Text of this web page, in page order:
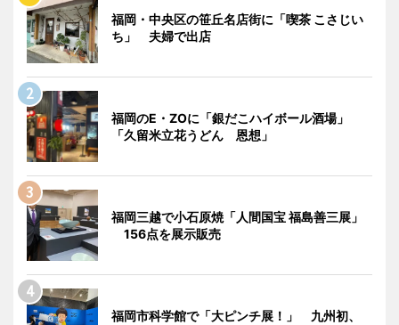
福岡・中央区の笹丘名店街に「喫茶 こさじい
ち」 夫婦で出店
福岡のE・ZOに「銀だこハイボール酒場」
「久留米立花うどん 恩想」
福岡三越で小石原焼「人間国宝 福島善三展」
156点を展示販売
福岡市科学館で「大ピンチ展！」 九州初、